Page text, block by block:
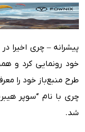
پیشرانه – چری اخیرا
خود رونمایی کرد و
طرح منبع‌باز خود را
شد.